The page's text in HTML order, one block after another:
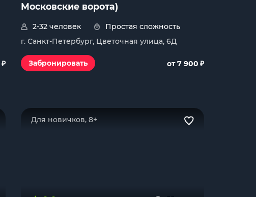
₽
Московские ворота)
2-32 человек
Простая сложность
г. Санкт-Петербург, Цветочная улица, 6Д
Забронировать от 7 900 ₽
Для новичков, 8+